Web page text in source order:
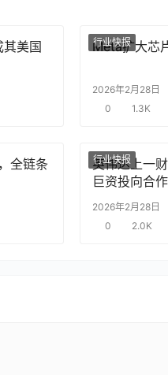
美国
行业快报
Meta扩大芯
2026年2月28日
0
1.3K
全链条
行业快报
英伟达上一
巨资投向合
片需求
2026年2月28日
0
2.0K